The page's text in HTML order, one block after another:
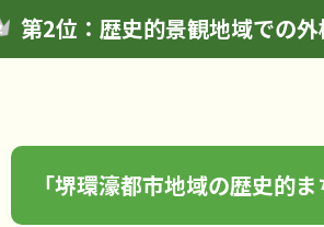
第2位：歴史的景観地域での
「堺環濠都市地域の歴史的